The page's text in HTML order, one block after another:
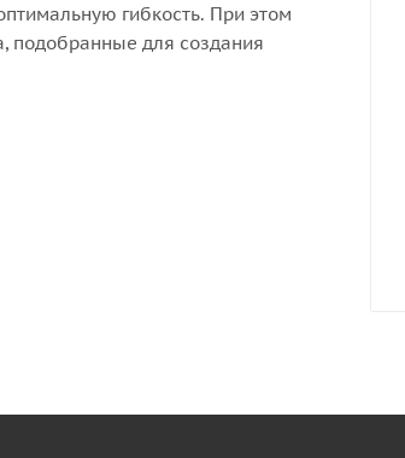
гибкость. При этом
подобранные для создания